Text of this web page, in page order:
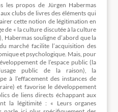
les propos de Jürgen Habermas
clubs de livres des éléments qui
cette notion de légitimation en
de « la culture discutée à la culture
Habermas souligne d’abord que la
marché facilite l’acquisition des
et psychologique. Mais, pour
de l’espace public (la
public de la raison), la
à l’effacement des instances de
et favorise le développement
de liens directs échappant aux
la légitimité : « Leurs organes